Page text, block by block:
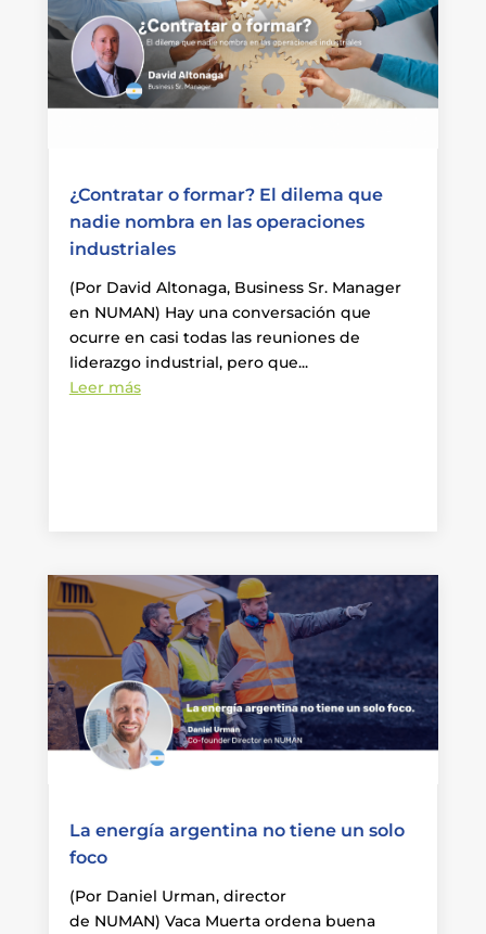
¿Contratar o formar? El dilema que
nadie nombra en las operaciones
industriales
(Por David Altonaga, Business Sr. Manager
en NUMAN) Hay una conversación que
ocurre en casi todas las reuniones de
liderazgo industrial, pero que...
Leer más
La energía argentina no tiene un solo
foco
(Por Daniel Urman, director
de NUMAN) Vaca Muerta ordena buena